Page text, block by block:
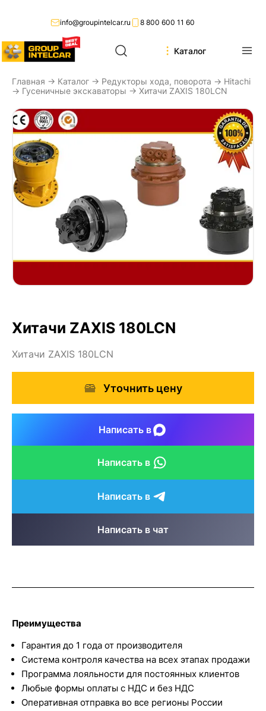
8 800 600 11 60
info@groupintelcar.ru
Каталог
Главная → Каталог → Редукторы хода, поворота → Hitachi
→ Гусеничные экскаваторы → Хитачи ZAXIS 180LCN
Хитачи ZAXIS 180LCN
Хитачи ZAXIS 180LCN
Уточнить цену
Написать в
Написать в
Написать в
Написать в чат
Преимущества
Гарантия до 1 года от производителя
Система контроля качества на всех этапах продажи
Программа лояльности для постоянных клиентов
Любые формы оплаты с НДС и без НДС
Оперативная отправка во все регионы России